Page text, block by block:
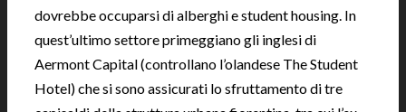
dovrebbe occuparsi di alberghi e student housing. In
quest’ultimo settore primeggiano gli inglesi di
Aermont Capital (controllano l’olandese The Student
Hotel) che si sono assicurati lo sfruttamento di tre